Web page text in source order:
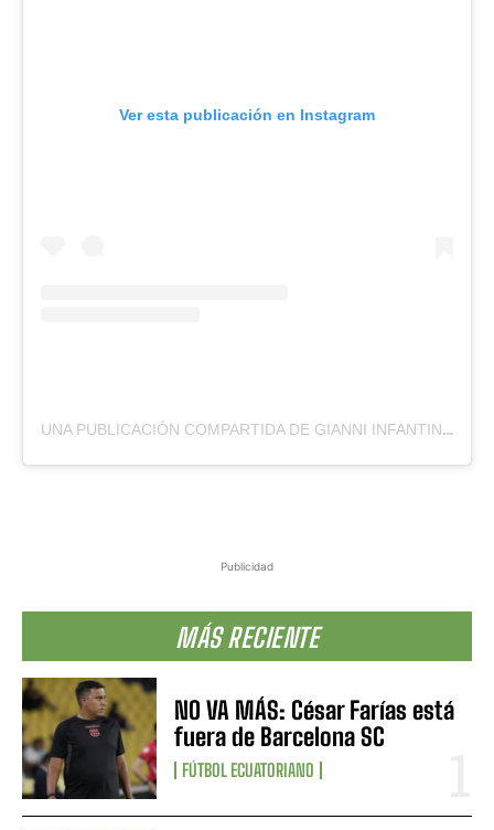
Publicidad
MÁS RECIENTE
NO VA MÁS: César Farías está
fuera de Barcelona SC
FÚTBOL ECUATORIANO
Ver esta publicación en Instagram
UNA PUBLICACIÓN COMPARTIDA DE GIANNI INFANTINO – FIFA PRESIDENT (@GIANNI_INFANTINO)